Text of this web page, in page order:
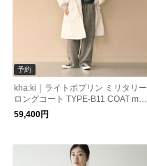
予約
kha:ki｜ライトポプリン ミリタリー
ロングコート TYPE-B11 COAT mil2
6fjk3258 【2026aw先行受注会】
59,400円